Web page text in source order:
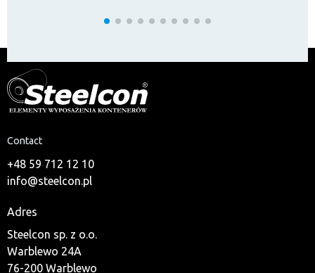
Contact
+48 59 712 12 10
info@steelcon.pl
Adres
Steelcon sp. z o.o.
Warblewo 24A
76-200 Warblewo